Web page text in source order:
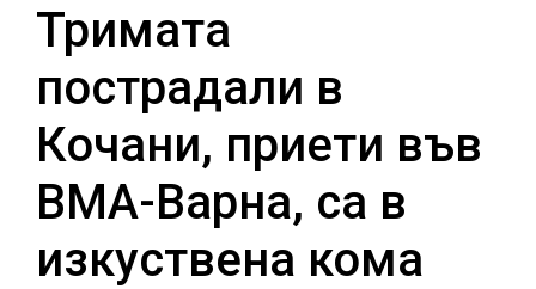
Тримата
пострадали в
Кочани, приети във
ВМА-Варна, са в
изкуствена кома